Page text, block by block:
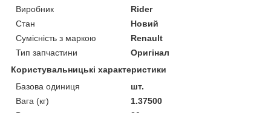
Виробник
Rider
Стан
Новий
Сумісність з маркою
Renault
Тип запчастини
Оригінал
Користувальницькі характеристики
Базова одиниця
шт.
Вага (кг)
1.37500